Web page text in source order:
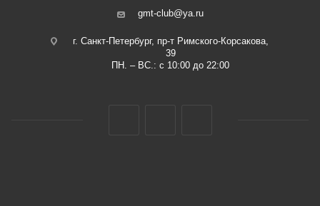
gmt-club@ya.ru
г. Санкт-Петербург, пр-т Римского-Корсакова,
39
ПН. – ВС.: с 10:00 до 22:00